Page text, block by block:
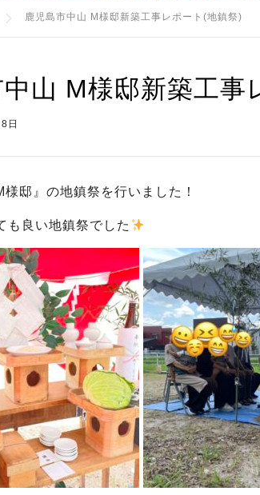
鹿児島市中山 M様邸新築工事レポート(地鎮祭)
中山 M様邸新築工事
日
邸』の地鎮祭を行いました！
も良い地鎮祭でした